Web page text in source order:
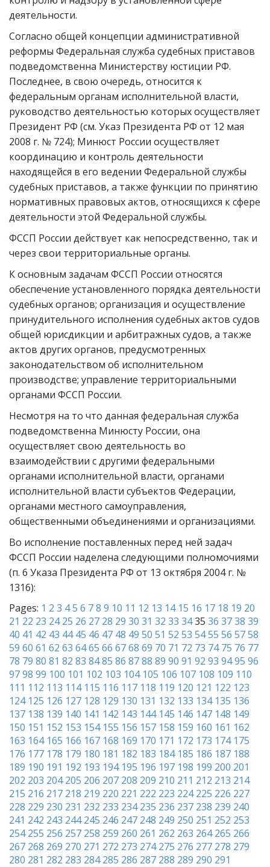
деятельности.
Согласно общей концепции административной
реформы Федеральная служба судебных приставов
подведомственна Министерству юстиции РФ.
Последнее, в свою очередь, относится к
федеральным органам исполнительной власти,
руководство деятельностью которых осуществляет
Президент РФ (см. Указ Президента РФ от 12 мая
2008 г. № 724); Минюст России осуществляет
координацию и контроль деятельности
находящейся в его ведении Федеральной службы
судебных приставов, а также функции по принятию
нормативных правовых актов, относящихся к сфере
деятельности этой Федеральной службы.
ФССП России действует как непосредственно, так и
через свои территориальные органы.
К основным задачам ФССП России относятся
обеспечение установленного порядка деятельности
судебных органов; организация и осуществление
принудительного исполнения судебных актов судов
общей юрисдикции и арбитражных судов, а также
актов других органов, предусмотренных
законодательством об исполнительном
производстве; управление территориальными
органами ФССП России.
Несмотря на то что данная федеральная служба
подведомственна Минюсту России, она
осуществляет свою деятельность во
взаимодействии с другими федеральными
органами исполнительной власти, органами
исполнительной власти субъектов Федерации,
органами местного самоуправления,
общественными объединениями и организациями.
Во исполнение поставленных перед ней задач
ФССП России наделена следующими полномочиями
(п. 6 Указа Президента РФ от 13 октября 2004 г. №
1316):
Pages: 1 2 3 45 6 78 9 10 11 12 13 14 15 16 17 18 19 20
21 22 23 24 25 26 27 28 29 30 31 32 33 3435 36 3738 39
40 41 42 43 44 45 46 47 48 49 50 51 52 53 5455 56 5758
59 60 61 62 63 6465 66 6768 69 70 71 72 73 74 75 76 77
78 79 80 81 82 83 8485 86 8788 89 90 91 92 93 9495 96
9798 99 100 101 102 103 104 105 106 107 108 109 110
111 112 113 114 115 116 117 118 119 120 121 122 123
124 125 126 127 128 129 130 131 132 133 134 135 136
137 138 139 140 141 142 143 144 145 146 147 148 149
150 151 152 153 154 155 156 157 158 159 160 161 162
163 164 165 166 167 168 169 170 171 172 173 174 175
176 177 178 179 180 181 182 183 184 185 186 187 188
189 190 191 192 193 194 195 196 197 198 199 200 201
202 203 204 205 206 207 208 209 210 211 212 213 214
215 216 217 218 219 220 221 222 223 224 225 226 227
228 229 230 231 232 233 234 235 236 237 238 239 240
241 242 243 244 245 246 247 248 249 250 251 252 253
254 255 256 257 258 259 260 261 262 263 264 265 266
267 268 269 270 271 272 273 274 275 276 277 278 279
280 281 282 283 284 285 286 287 288 289 290 291